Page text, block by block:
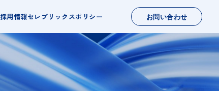
お問い合わせ
採用情報セレブリックスポリシー